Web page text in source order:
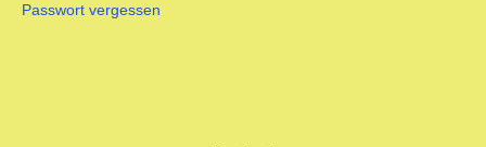
Passwort vergessen